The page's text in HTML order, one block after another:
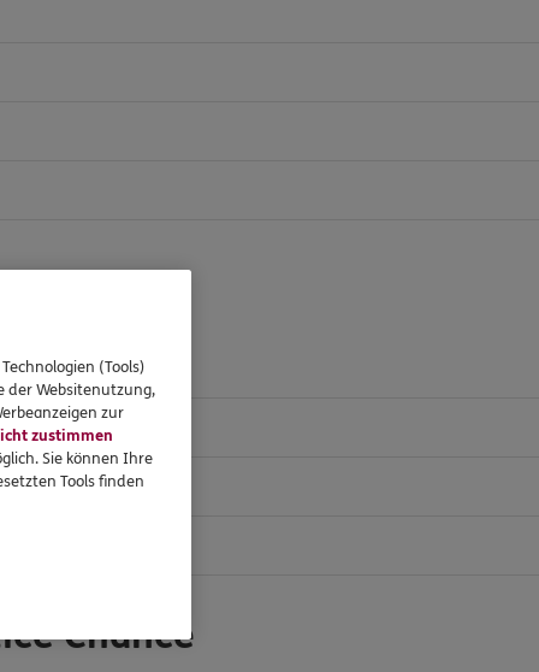
Chance
(Tools)
der Websitenutzung,
zur
zustimmen
Sie können Ihre
Tools finden